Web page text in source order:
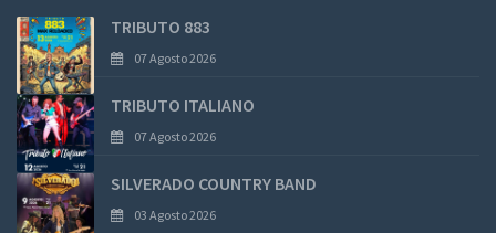
TRIBUTO 883
07 Agosto 2026
TRIBUTO ITALIANO
07 Agosto 2026
SILVERADO COUNTRY BAND
03 Agosto 2026